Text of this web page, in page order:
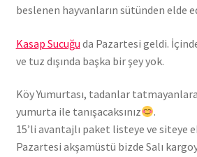
beslenen hayvanların sütünden elde
Kasap Sucuğu da Pazartesi geldi.
ve tuz dışında başka bir şey yok.
Köy Yumurtası, tadanlar
yumurta ile tanışacaksınız
.
15’li avantajlı paket listeye ve siteye
Pazartesi akşamüstü bizde Salı